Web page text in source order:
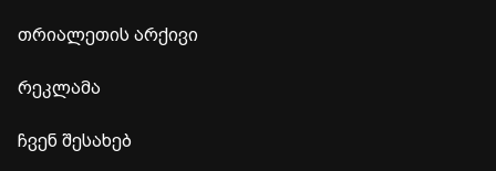
თრიალეთის არქივი
რეკლამა
ჩვენ შესახებ